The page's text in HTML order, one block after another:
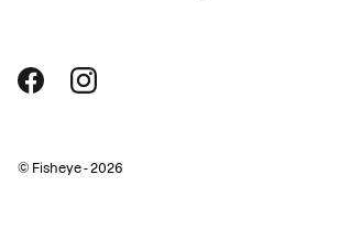
© Fisheye - 2026